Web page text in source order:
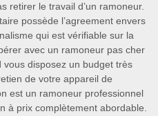
retirer le travail d’un ramoneur.
possède l’agreement envers
qui est vérifiable sur la
avec un ramoneur pas cher
disposez un budget très
de votre appareil de
est un ramoneur professionnel
à prix complètement abordable.